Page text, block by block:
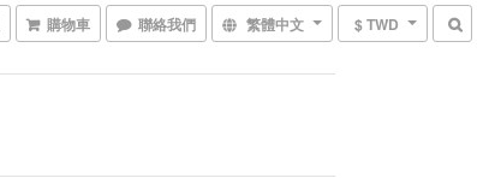
購物車 聯絡我們 繁體中文 $ TWD